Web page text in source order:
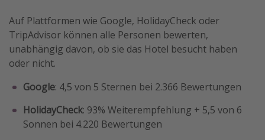
Auf Plattformen wie Google, HolidayCheck oder
TripAdvisor können alle Personen bewerten,
unabhängig davon, ob sie das Hotel besucht haben
oder nicht.
Google: 4,5 von 5 Sternen bei 2.366 Bewertungen
HolidayCheck: 93% Weiterempfehlung + 5,5 von 6
Sonnen bei 4.220 Bewertungen